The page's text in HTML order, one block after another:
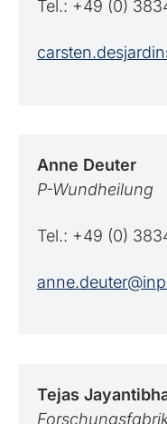
Tel.: +49 (0)
Anne Deuter
P-Wundheilung
Tel.: +49 (0)
Tejas